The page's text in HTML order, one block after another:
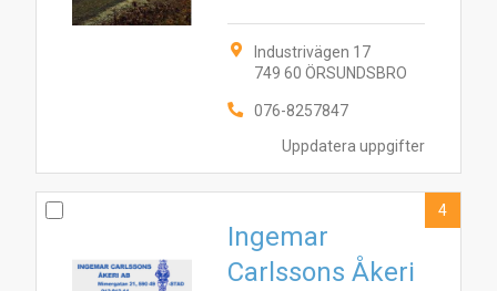
Uppdatera uppgifter
Industrivägen 17
749 60 ÖRSUNDSBRO
076-8257847
Ingemar
Carlssons Åkeri
4